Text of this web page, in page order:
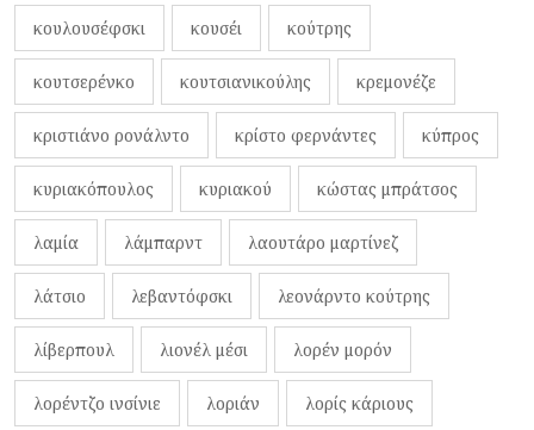
κουλουσέφσκι κουσέι κούτρης
κουτσερένκο κουτσιανικούλης κρεμονέζε
κριστιάνο ρονάλντο κρίστο φερνάντες κύπρος
κυριακόπουλος κυριακού κώστας μπράτσος
λαμία λάμπαρντ λαουτάρο μαρτίνεζ
λάτσιο λεβαντόφσκι λεονάρντο κούτρης
λίβερπουλ λιονέλ μέσι λορέν μορόν
λορέντζο ινσίνιε λοριάν λορίς κάριους